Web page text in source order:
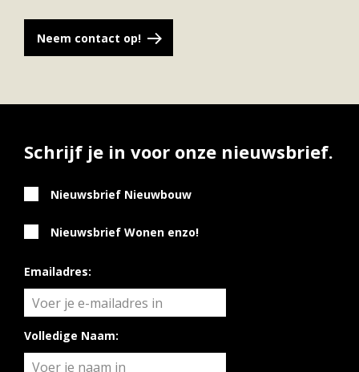
Neem contact op!
Schrijf je in voor onze nieuwsbrief.
Nieuwsbrief Nieuwbouw
Nieuwsbrief Wonen enzo!
Emailadres:
Volledige Naam: